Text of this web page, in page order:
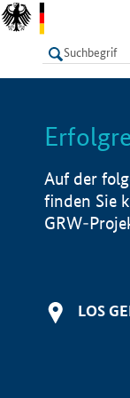
LISTE
Auf der
finden Sie
GRW-
LOS